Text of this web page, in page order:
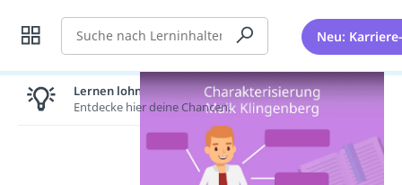
Suche Neu:
Lernen lohnt sich!
Entdecke hier deine Chancen.